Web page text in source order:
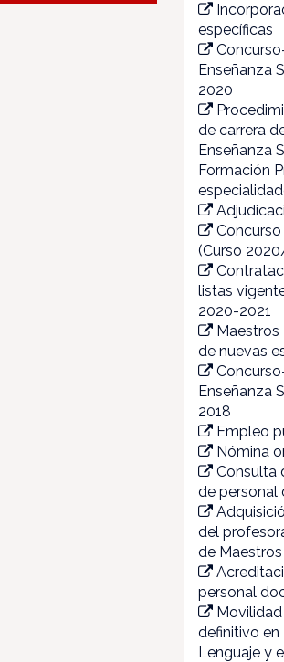
específicas
Enseñanza
2020
de carrera
Enseñanza
Formación
(Curso
listas
2020-2021
de nuevas
Enseñanza
2018
Empleo
Nómina
Consulta
de personal
del
de Maestros
personal
definitivo en
Lenguaje y